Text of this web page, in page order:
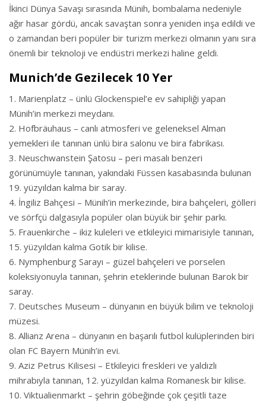
İkinci Dünya Savaşı sırasında Münih, bombalama nedeniyle
ağır hasar gördü, ancak savaştan sonra yeniden inşa edildi ve
o zamandan beri popüler bir turizm merkezi olmanın yanı sıra
önemli bir teknoloji ve endüstri merkezi haline geldi.
Munich’de Gezilecek 10 Yer
Marienplatz – ünlü Glockenspiel’e ev sahipliği yapan
Münih’in merkezi meydanı.
Hofbräuhaus – canlı atmosferi ve geleneksel Alman
yemekleri ile tanınan ünlü bira salonu ve bira fabrikası.
Neuschwanstein Şatosu – peri masalı benzeri
görünümüyle tanınan, yakındaki Füssen kasabasında bulunan
19. yüzyıldan kalma bir saray.
İngiliz Bahçesi – Münih’in merkezinde, bira bahçeleri, gölleri
ve sörfçü dalgasıyla popüler olan büyük bir şehir parkı.
Frauenkirche – ikiz kuleleri ve etkileyici mimarisiyle tanınan,
15. yüzyıldan kalma Gotik bir kilise.
Nymphenburg Sarayı – güzel bahçeleri ve porselen
koleksiyonuyla tanınan, şehrin eteklerinde bulunan Barok bir
saray.
Deutsches Museum – dünyanın en büyük bilim ve teknoloji
müzesi.
Allianz Arena – dünyanın en başarılı futbol kulüplerinden biri
olan FC Bayern Münih’in evi.
Aziz Petrus Kilisesi – Etkileyici freskleri ve yaldızlı
mihrabıyla tanınan, 12. yüzyıldan kalma Romanesk bir kilise.
Viktualienmarkt – şehrin göbeğinde çok çeşitli taze